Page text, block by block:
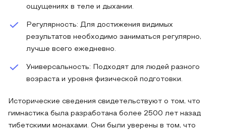
ощущениях в теле и дыхании.
Регулярность: Для достижения видимых
результатов необходимо заниматься регулярно,
лучше всего ежедневно.
Универсальность: Подходят для людей разного
возраста и уровня физической подготовки.
Исторические сведения свидетельствуют о том, что
гимнастика была разработана более 2500 лет назад
тибетскими монахами. Они были уверены в том, что